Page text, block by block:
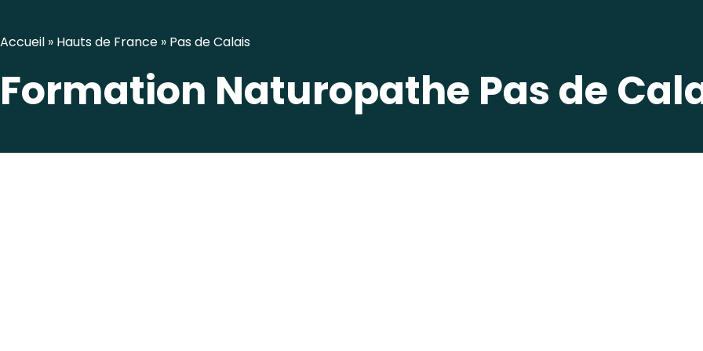
Accueil » Hauts de France » Pas de Calais
Formation Naturopathe Pas de